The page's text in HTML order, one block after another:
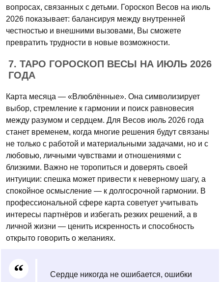
вопросах, связанных с детьми. Гороскоп Весов на июль
2026 показывает: балансируя между внутренней
честностью и внешними вызовами, Вы сможете
превратить трудности в новые возможности.
7. ТАРО ГОРОСКОП ВЕСЫ НА ИЮЛЬ 2026
ГОДА
Карта месяца — «Влюблённые». Она символизирует
выбор, стремление к гармонии и поиск равновесия
между разумом и сердцем. Для Весов июль 2026 года
станет временем, когда многие решения будут связаны
не только с работой и материальными задачами, но и с
любовью, личными чувствами и отношениями с
близкими. Важно не торопиться и доверять своей
интуиции: спешка может привести к неверному шагу, а
спокойное осмысление — к долгосрочной гармонии. В
профессиональной сфере карта советует учитывать
интересы партнёров и избегать резких решений, а в
личной жизни — ценить искренность и способность
открыто говорить о желаниях.
Сердце никогда не ошибается, ошибки